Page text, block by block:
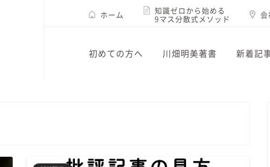
ホーム
知識ゼロから始める
9マス分散式メソッド
会
初めての方へ 川畑明美著書 新着記